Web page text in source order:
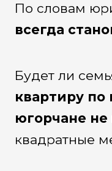
По словам
всегда
Будет ли
квартиру
югорчане не
квадратные